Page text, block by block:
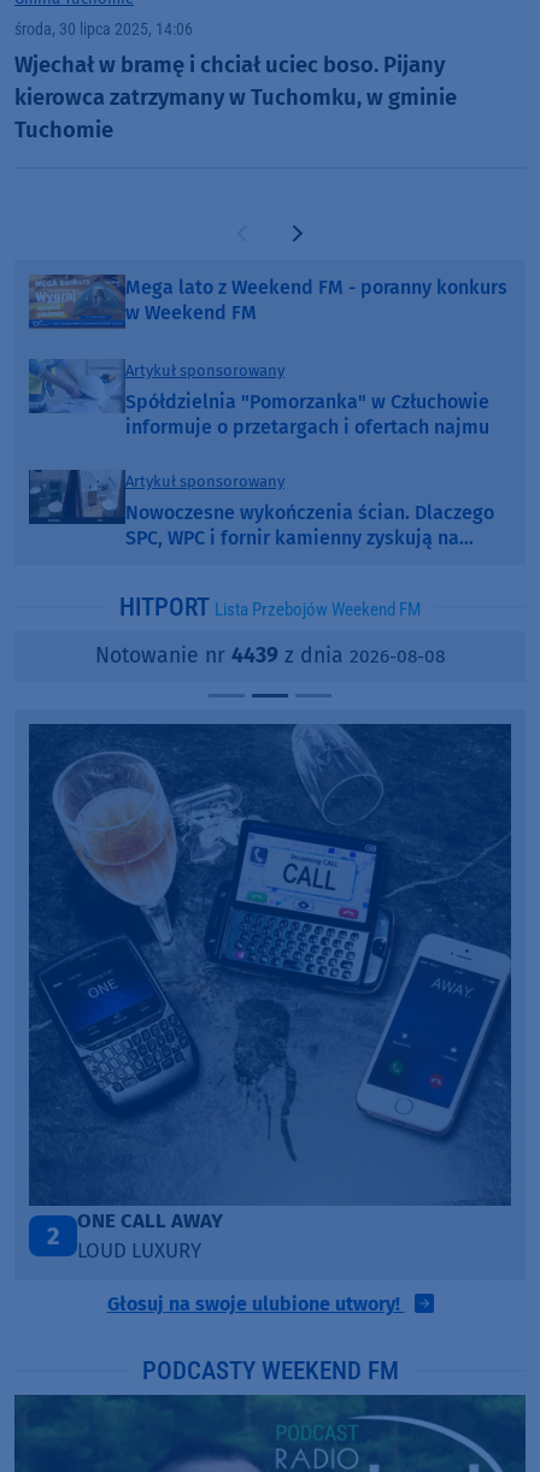
środa, 30 lipca 2025, 14:06
Wjechał w bramę i chciał uciec boso. Pijany
kierowca zatrzymany w Tuchomku, w gminie
Tuchomie
Poprzednia strona
Następna strona
Mega lato z Weekend FM - poranny konkurs
w Weekend FM
Artykuł sponsorowany
Spółdzielnia "Pomorzanka" w Człuchowie
informuje o przetargach i ofertach najmu
Artykuł sponsorowany
Nowoczesne wykończenia ścian. Dlaczego
SPC, WPC i fornir kamienny zyskują na
HITPORT Lista Przebojów Weekend FM
Notowanie nr 4439 z dnia 2026-08-08
3
Talk To You
ANOTR ft. 54 Ultra
Głosuj na swoje ulubione utwory!
PODCASTY WEEKEND FM